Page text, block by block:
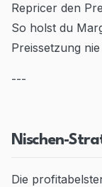
Repricer den
So holst du
Preissetzung
---
Nischen-
Die